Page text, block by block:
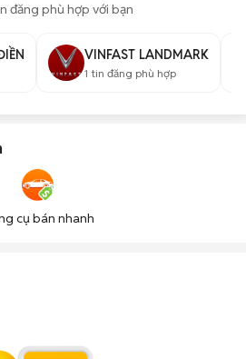
đăng phù hợp với bạn
VINFAST LANDMARK
1 tin đăng phù hợp
cụ bán nhanh